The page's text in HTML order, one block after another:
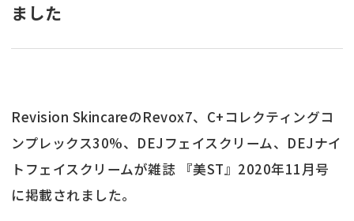
ました
Revision SkincareのRevox7、C+コレクティングコ
ンプレックス30%、DEJフェイスクリーム、DEJナイ
トフェイスクリームが雑誌 『美ST』2020年11月号
に掲載されました。